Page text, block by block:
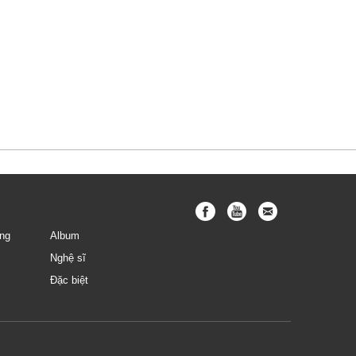
Album
Nghệ sĩ
Đặc biệt